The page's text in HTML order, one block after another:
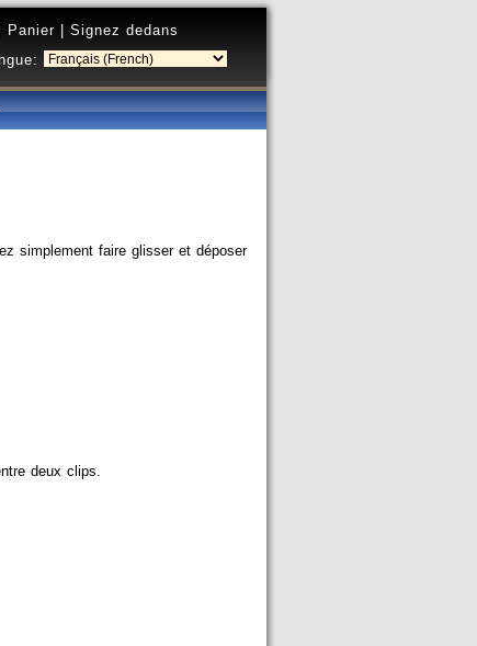
Panier
Signez dedans
simplement faire glisser et déposer
deux clips.